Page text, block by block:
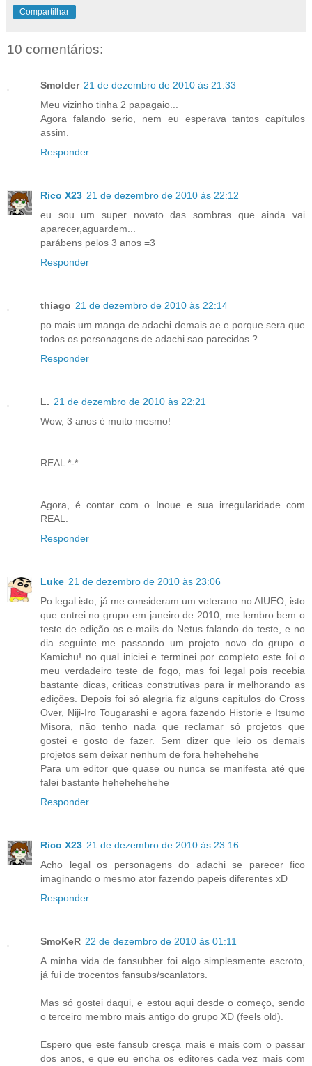
Compartilhar
10 comentários:
Smolder 21 de dezembro de 2010 às 21:33
Meu vizinho tinha 2 papagaio...
Agora falando serio, nem eu esperava tantos capítulos
assim.
Responder
Rico X23 21 de dezembro de 2010 às 22:12
eu sou um super novato das sombras que ainda vai
aparecer,aguardem...
parábens pelos 3 anos =3
Responder
thiago 21 de dezembro de 2010 às 22:14
po mais um manga de adachi demais ae e porque sera que
todos os personagens de adachi sao parecidos ?
Responder
L. 21 de dezembro de 2010 às 22:21
Wow, 3 anos é muito mesmo!
REAL *-*
Agora, é contar com o Inoue e sua irregularidade com
REAL.
Responder
Luke 21 de dezembro de 2010 às 23:06
Po legal isto, já me consideram um veterano no AIUEO, isto
que entrei no grupo em janeiro de 2010, me lembro bem o
teste de edição os e-mails do Netus falando do teste, e no
dia seguinte me passando um projeto novo do grupo o
Kamichu! no qual iniciei e terminei por completo este foi o
meu verdadeiro teste de fogo, mas foi legal pois recebia
bastante dicas, criticas construtivas para ir melhorando as
edições. Depois foi só alegria fiz alguns capitulos do Cross
Over, Niji-Iro Tougarashi e agora fazendo Historie e Itsumo
Misora, não tenho nada que reclamar só projetos que
gostei e gosto de fazer. Sem dizer que leio os demais
projetos sem deixar nenhum de fora hehehehehe
Para um editor que quase ou nunca se manifesta até que
falei bastante hehehehehehe
Responder
Rico X23 21 de dezembro de 2010 às 23:16
Acho legal os personagens do adachi se parecer fico
imaginando o mesmo ator fazendo papeis diferentes xD
Responder
SmoKeR 22 de dezembro de 2010 às 01:11
A minha vida de fansubber foi algo simplesmente escroto,
já fui de trocentos fansubs/scanlators.
Mas só gostei daqui, e estou aqui desde o começo, sendo
o terceiro membro mais antigo do grupo XD (feels old).
Espero que este fansub cresça mais e mais com o passar
dos anos, e que eu encha os editores cada vez mais com